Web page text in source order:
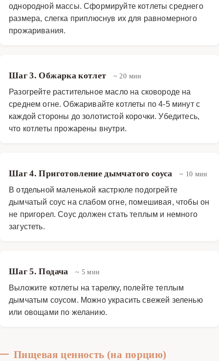
однородной массы. Сформируйте котлеты среднего
размера, слегка приплюснув их для равномерного
прожаривания.
Шаг 3. Обжарка котлет ~ 20 мин
Разогрейте растительное масло на сковороде на
среднем огне. Обжаривайте котлеты по 4-5 минут с
каждой стороны до золотистой корочки. Убедитесь,
что котлеты прожарены внутри.
Шаг 4. Приготовление дымчатого соуса ~ 10 мин
В отдельной маленькой кастрюле подогрейте
дымчатый соус на слабом огне, помешивая, чтобы он
не пригорел. Соус должен стать теплым и немного
загустеть.
Шаг 5. Подача ~ 5 мин
Выложите котлеты на тарелку, полейте теплым
дымчатым соусом. Можно украсить свежей зеленью
или овощами по желанию.
Пищевая ценность (на порцию)